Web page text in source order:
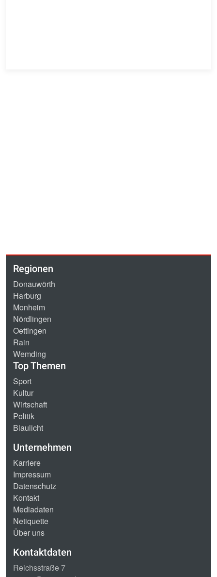
Regionen
Donauwörth
Harburg
Monheim
Nördlingen
Oettingen
Rain
Wemding
Top Themen
Sport
Kultur
Wirtschaft
Politik
Blaulicht
Unternehmen
Karriere
Impressum
Datenschutz
Kontakt
Mediadaten
Netiquette
Über uns
Kontaktdaten
Reichsstraße 7